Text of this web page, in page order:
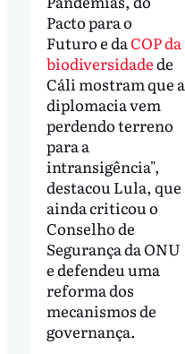
Pacto para o
Futuro e daCOP da
biodiversidadede
Cáli mostram que a
diplomacia vem
perdendo terreno
para a
intransigência",
destacou Lula, que
ainda criticou o
Conselho de
Segurança da ONU
e defendeu uma
reforma dos
mecanismos de
governança.